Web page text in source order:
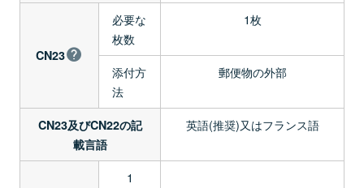
CN23
必要な
枚数
1枚
添付方
法
郵便物の外部
CN23及びCN22の記
載言語
英語(推奨)又はフランス語
1